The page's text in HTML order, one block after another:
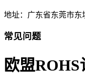
地址：广东省东莞市东
常见问题
欧盟